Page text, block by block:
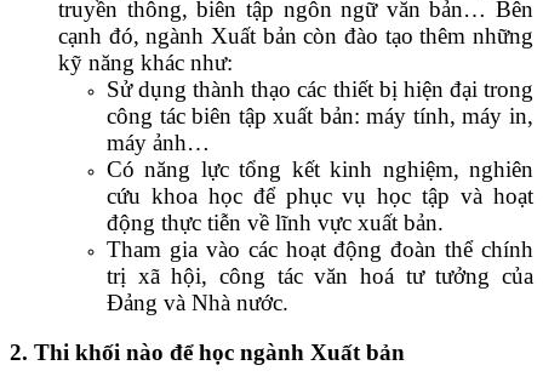
truyền thông, biên tập ngôn ngữ văn bản… Bên
cạnh đó, ngành Xuất bản còn đào tạo thêm những
kỹ năng khác như:
Sử dụng thành thạo các thiết bị hiện đại trong
công tác biên tập xuất bản: máy tính, máy in,
máy ảnh…
Có năng lực tổng kết kinh nghiệm, nghiên
cứu khoa học để phục vụ học tập và hoạt
động thực tiễn về lĩnh vực xuất bản.
Tham gia vào các hoạt động đoàn thể chính
trị xã hội, công tác văn hoá tư tưởng của
Đảng và Nhà nước.
2. Thi khối nào để học ngành Xuất bản